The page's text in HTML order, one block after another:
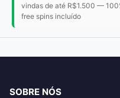
vindas de até R$1.500 —
free spins incluído
SOBRE NÓS